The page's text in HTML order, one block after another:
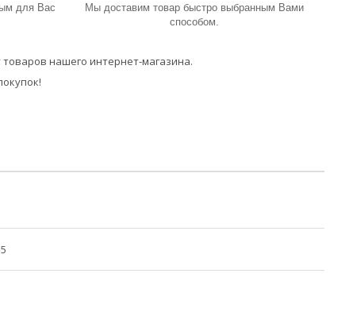
для Вас
Мы доставим товар быстро выбранным Вами
способом.
нашего интернет-магазина.